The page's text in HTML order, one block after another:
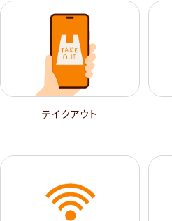
テイクアウト